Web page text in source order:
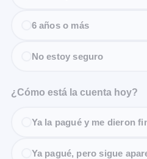
6 años o más
No estoy seguro
¿Cómo está la cuenta hoy?
Ya la pagué y me dieron
Ya pagué, pero sigue